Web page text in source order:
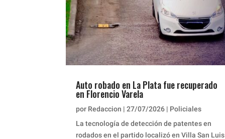
Auto robado en La Plata fue recuperado
en Florencio Varela
por Redaccion | 27/07/2026 | Policiales
La tecnología de detección de patentes en
rodados en el partido localizó en Villa San Luis